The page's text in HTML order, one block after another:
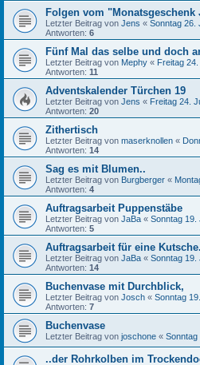
Folgen vom "Monatsgeschenk
Letzter Beitrag von Jens « Sonntag 26.
Antworten: 6
Fünf Mal das selbe und doch
Letzter Beitrag von Mephy « Freitag
Antworten: 11
Adventskalender Türchen 19
Letzter Beitrag von Jens « Freitag 24.
Antworten: 20
Zithertisch
Letzter Beitrag von maserknollen «
Antworten: 14
Sag es mit Blumen..
Letzter Beitrag von Burgberger «
Antworten: 4
Auftragsarbeit Puppenstäbe
Letzter Beitrag von JaBa « Sonntag 19.
Antworten: 5
Auftragsarbeit für eine Kutsche.
Letzter Beitrag von JaBa « Sonntag 19.
Antworten: 14
Buchenvase mit Durchblick,
Letzter Beitrag von Josch « Sonntag
Antworten: 7
Buchenvase
Letzter Beitrag von joschone « Sonntag
..der Rohrkolben im